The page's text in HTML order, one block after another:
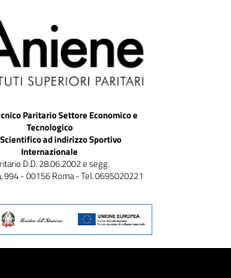
Paritario Settore Economico e
Tecnologico
ad indirizzo Sportivo
Internazionale
D.D. 28.06.2002 e segg.
994 - 00156 Roma - Tel. 0695020221